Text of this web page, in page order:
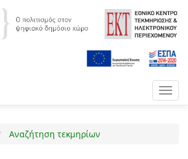
Αναζήτηση τεκμηρίων